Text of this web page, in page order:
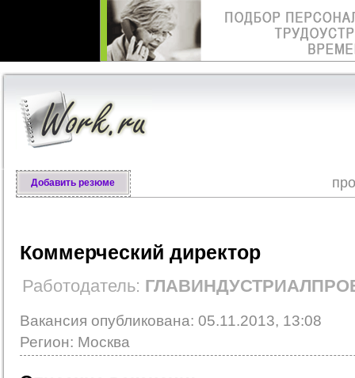
Добавить резюме
Коммерческий директор
Работодатель:
Вакансия опубликована: 05.11.2013, 13:08
Регион: Москва